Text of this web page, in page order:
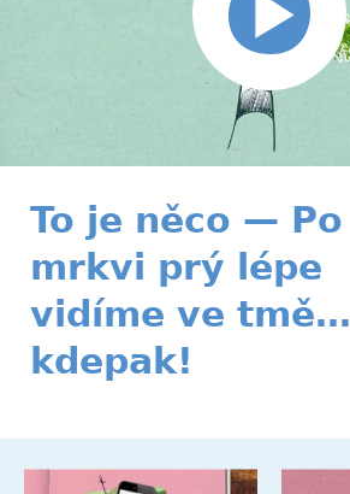
To je něco — Po
mrkvi prý lépe
vidíme ve tmě…
kdepak!